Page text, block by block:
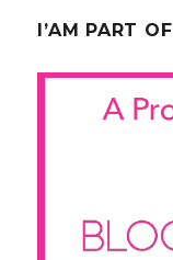
I’AM PART OF